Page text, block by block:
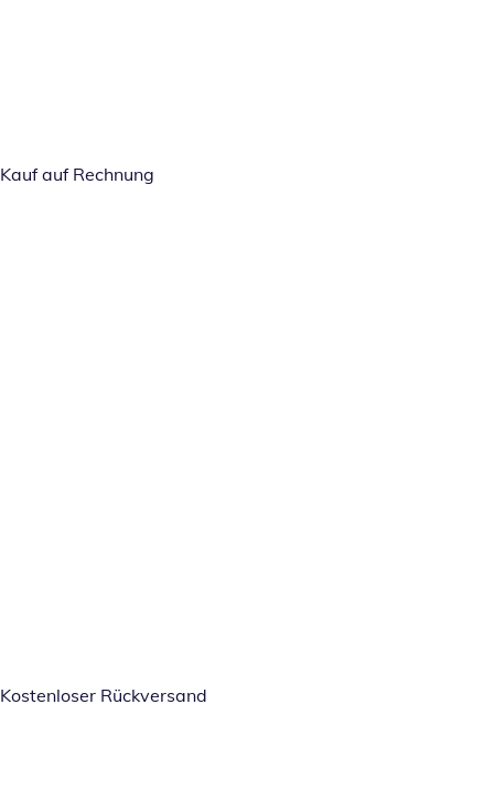
Kauf auf Rechnung
Kostenloser Rückversand